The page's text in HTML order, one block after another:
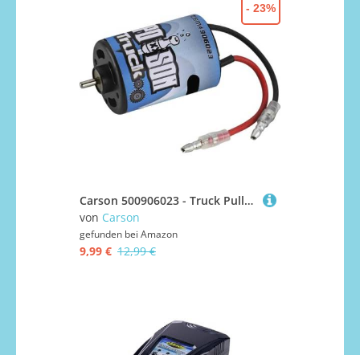
Carson 500906023 - Truck Puller Motor Poison, Modellbauzubehör
von Carson
gefunden bei Amazon
9,99 € 12,99 €
- 23%